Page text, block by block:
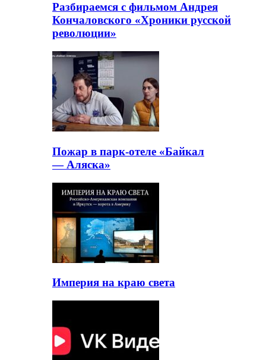
Разбираемся с фильмом Андрея
Кончаловского «Хроники русской
революции»
Пожар в парк-отеле «Байкал
— Аляска»
Империя на краю света